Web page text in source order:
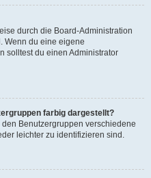
durch die Board-Administration
Wenn du eine eigene
solltest du einen Administrator
farbig dargestellt?
Benutzergruppen verschiedene
leichter zu identifizieren sind.